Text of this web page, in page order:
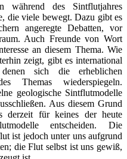
während des Sintflutjahres
die viele bewegt. Dazu gibt es
angeregte Debatten, vor
Auch Freunde von Wort
an diesem Thema. Wie
zeigt, gibt es international
sich die erheblichen
Themas wiederspiegeln.
geologische Sintflutmodelle
Aus diesem Grund
derzeit für keines der heute
entscheiden. Die
ist jedoch unter uns aufgrund
die Flut selbst ist uns gewiß,